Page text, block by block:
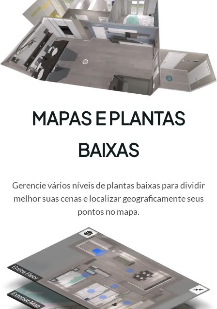
MAPAS E PLANTAS
BAIXAS
Gerencie vários níveis de plantas baixas para dividir
melhor suas cenas e localizar geograficamente seus
pontos no mapa.